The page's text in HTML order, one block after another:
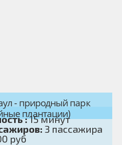
- природный парк
плантации)
:15 минут
3 пассажира
руб